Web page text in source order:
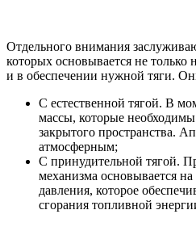
Отдельного внимания
которых основывается не только
и в обеспечении нужной тяги.
С естественной тягой. В
массы, которые
закрытого пространства.
атмосферным;
С принудительной тягой.
механизма основывается
давления, которое
сгорания топливной